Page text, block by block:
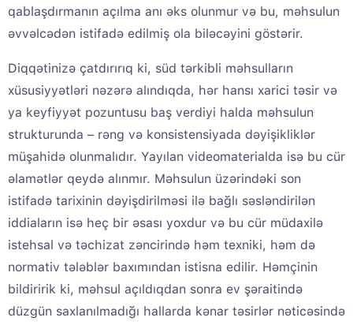
qablaşdırmanın açılma anı əks olunmur və bu, məhsulun
əvvəlcədən istifadə edilmiş ola biləcəyini göstərir.
Diqqətinizə çatdırırıq ki, süd tərkibli məhsulların
xüsusiyyətləri nəzərə alındıqda, hər hansı xarici təsir və
ya keyfiyyət pozuntusu baş verdiyi halda məhsulun
strukturunda – rəng və konsistensiyada dəyişikliklər
müşahidə olunmalıdır. Yayılan videomaterialda isə bu cür
əlamətlər qeydə alınmır. Məhsulun üzərindəki son
istifadə tarixinin dəyişdirilməsi ilə bağlı səsləndirilən
iddiaların isə heç bir əsası yoxdur və bu cür müdaxilə
istehsal və təchizat zəncirində həm texniki, həm də
normativ tələblər baxımından istisna edilir. Həmçinin
bildiririk ki, məhsul açıldıqdan sonra ev şəraitində
düzgün saxlanılmadığı hallarda kənar təsirlər nəticəsində